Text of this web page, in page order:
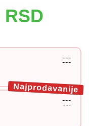
RSD
---
---
---
---
Najprodavanije